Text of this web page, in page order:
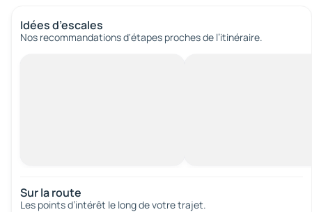
Idées d’escales
Nos recommandations d'étapes proches de l’itinéraire.
Sur la route
Les points d’intérêt le long de votre trajet.